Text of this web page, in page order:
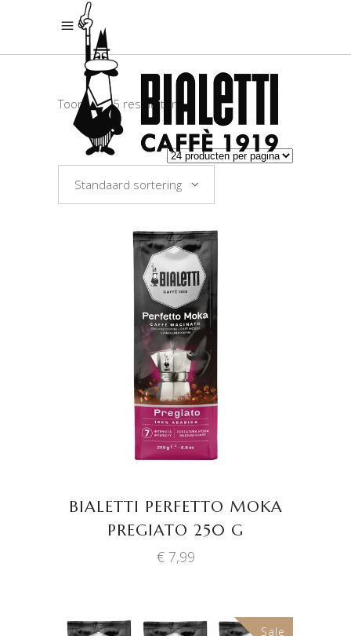
Toont alle 5 resultaten
Standaard sortering
TOEVOEGEN AAN
WINKELWAGEN
BIALETTI PERFETTO MOKA
PREGIATO 250 G
€7,99
Sale